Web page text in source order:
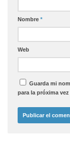
Nombre *
Web
Guarda mi
para la próxima